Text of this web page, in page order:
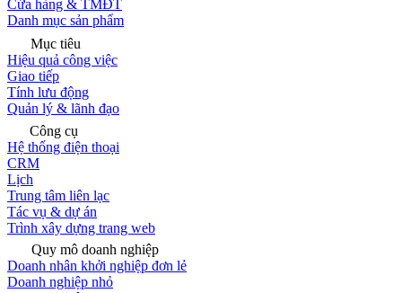
Cửa hàng & TMĐT
Danh mục sản phẩm
Mục tiêu
Hiệu quả công việc
Giao tiếp
Tính lưu động
Quản lý & lãnh đạo
Công cụ
Hệ thống điện thoại
CRM
Lịch
Trung tâm liên lạc
Tác vụ & dự án
Trình xây dựng trang web
Quy mô doanh nghiệp
Doanh nhân khởi nghiệp đơn lẻ
Doanh nghiệp nhỏ